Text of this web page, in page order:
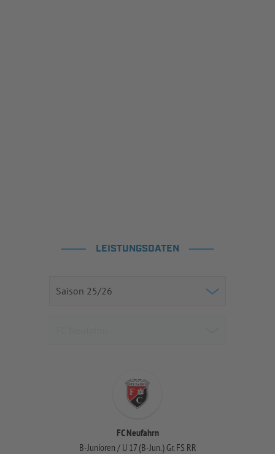
LEISTUNGSDATEN
FC Neufahrn
B-Junioren / U 17 (B-Jun.) Gr. FS RR